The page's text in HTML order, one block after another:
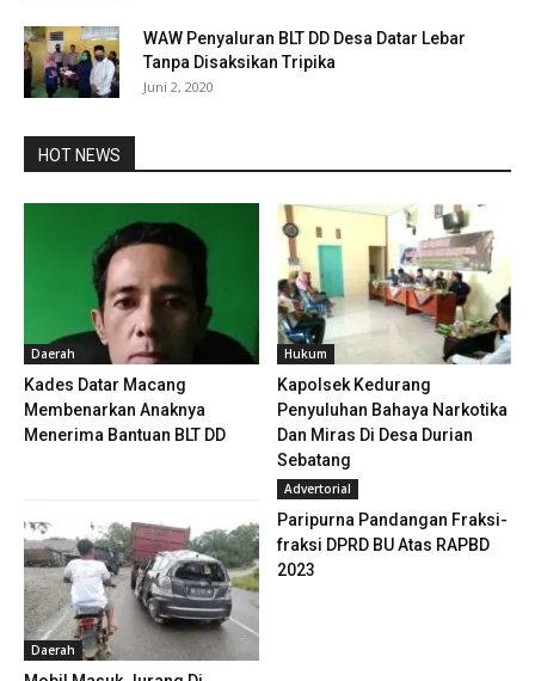
WAW Penyaluran BLT DD Desa Datar Lebar
Tanpa Disaksikan Tripika
Juni 2, 2020
HOT NEWS
Daerah
Kades Datar Macang
Membenarkan Anaknya
Menerima Bantuan BLT DD
Hukum
Kapolsek Kedurang
Penyuluhan Bahaya Narkotika
Dan Miras Di Desa Durian
Sebatang
Daerah
Advertorial
Paripurna Pandangan Fraksi-
fraksi DPRD BU Atas RAPBD
2023